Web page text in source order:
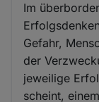
Im
Gefahr,
der
jeweilige
scheint,